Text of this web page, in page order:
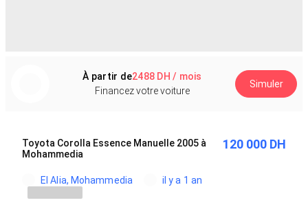
À partir de2488 DH / mois
Financez votre voiture
Simuler
Toyota Corolla Essence Manuelle 2005 à
Mohammedia
120 000 DH
El Alia, Mohammedia il y a 1 an